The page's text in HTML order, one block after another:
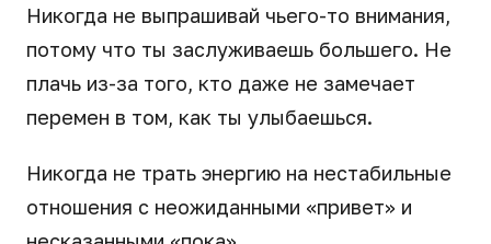
Никогда не выпрашивай чьего-то внимания,
потому что ты заслуживаешь большего. Не
плачь из-за того, кто даже не замечает
перемен в том, как ты улыбаешься.
Никогда не трать энергию на нестабильные
отношения с неожиданными «привет» и